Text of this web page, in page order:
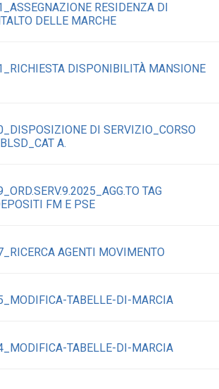
RESIDENZA DI
DELLE MARCHE
DISPONIBILITÀ MANSIONE
DI SERVIZIO_CORSO
A.
TAG
FM E PSE
AGENTI MOVIMENTO
TABELLE-DI-MARCIA
TABELLE-DI-MARCIA